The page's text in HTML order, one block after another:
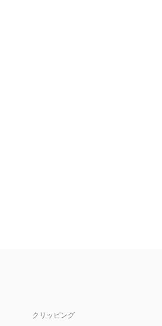
クリッピング